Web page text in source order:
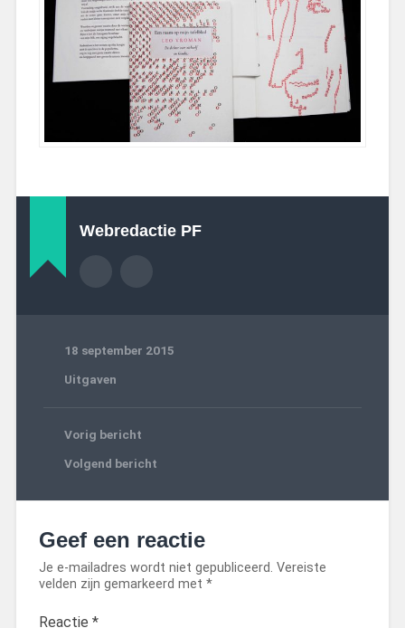
Webredactie PF
18 september 2015
Uitgaven
Vorig bericht
Volgend bericht
Geef een reactie
Je e-mailadres wordt niet gepubliceerd. Vereiste
velden zijn gemarkeerd met *
Reactie *